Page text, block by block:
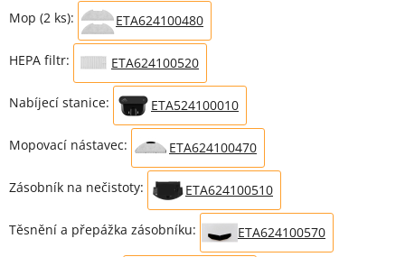
Mop (2 ks): ETA624100480
HEPA filtr: ETA624100520
Nabíjecí stanice: ETA524100010
Mopovací nástavec: ETA624100470
Zásobník na nečistoty: ETA624100510
Těsnění a přepážka zásobníku: ETA624100570